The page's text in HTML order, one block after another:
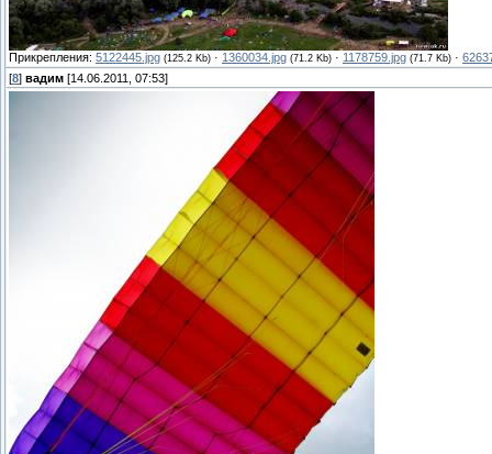
Прикрепления: 5122445.jpg (125.2 Kb) · 1360034.jpg (71.2 Kb) · 1178759.jpg (71.7 Kb) ·
[8] вадим [14.06.2011, 07:53]